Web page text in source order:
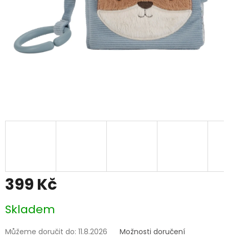
399 Kč
cena:
Skladem
Můžeme doručit do: 11.8.2026 Možnosti doručení